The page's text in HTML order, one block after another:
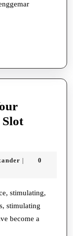
|
0
stimulating,
stimulating
become a